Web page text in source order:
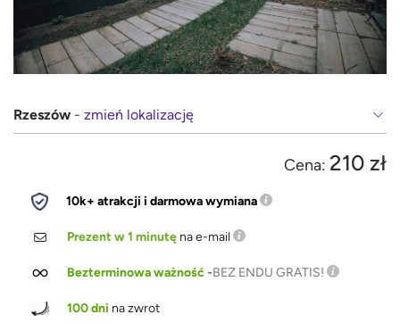
Rzeszów - zmień lokalizację
Cena: 210 zł
10k+ atrakcji i darmowa wymiana
Prezent w 1 minutę na e-mail
Bezterminowa ważność-BEZ ENDU GRATIS!
100 dni na zwrot